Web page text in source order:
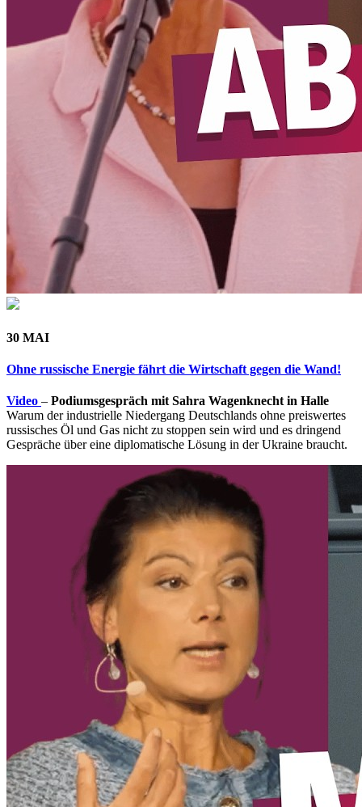
30 MAI
Ohne russische Energie fährt die Wirtschaft gegen die Wand!
Video – Podiumsgespräch mit Sahra Wagenknecht in Halle
Warum der industrielle Niedergang Deutschlands ohne preiswertes
russisches Öl und Gas nicht zu stoppen sein wird und es dringend
Gespräche über eine diplomatische Lösung in der Ukraine braucht.